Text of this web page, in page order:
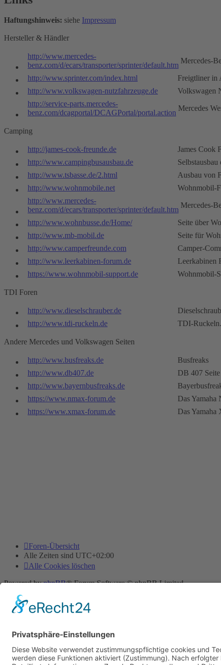
Haftungshinweis: siehe Impressum
Hersteller & Händler
http://www.mercedes-
benz.com/d/ecars/transporter/sprinter/default.htm
Mercedes-
http://www.sprinter.com/index.html
Freigtliner in
http://www.volkswagen-nutzfahrzeuge.de
Volkswagen
http://service-parts.mercedes-
benz.com/dcagportal/DCAGPortal/portal.action
Mercedes
Camping
http://james-cook-freunde.de
James Cook
http://www.campingbusausbau.de
Selbstausbau
http://www.tsbasse.de/2.html
Ausbau von
http://www.wohnmobile.net
Wohnmobil-
http://www.mercedes-
benz.com/d/ecars/transporter/sprinter/default.htm
Mercedes-
http://www.wohnbusse.de/Home/
Seite über
http://www.mb-mobil.de
Seite für
http://www.camperfreunde.com
Camper-
http://www.leerkabinen-forum.de
Leerkabinen
https://www.wohnmobil-support.de
Wohnmobil-
TDI Foren
http://www.dieselschrauber.de
http://www.tdi-ruckeln.de
TDI-
Andere Mercedes und Volkswagen Seiten
http://www.busfreaks.de
Busfreaks
http://www.db407.de
DB 407 Seite
http://www.bayernbusfreaks.de
https://www.nmax-forum.de
Das
https://www.xmax-forum.de
Das
Foren-Übersicht
Alle Zeiten sind UTC+02:00
Alle Cookies löschen
Powered byphpBB® Forum Software © phpBB Limited
Deutsche Übersetzung durch
Datenschutz |Nutzungsbedingungen
Time: 0.010s| Peak Memory Usage: 10.11 MiB | GZIP: Off